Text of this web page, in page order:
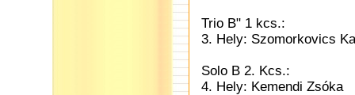
Trio B" 1 kcs.:
3. Hely: Szomorkovics
Solo B 2. Kcs.:
4. Hely: Kemendi Zsóka